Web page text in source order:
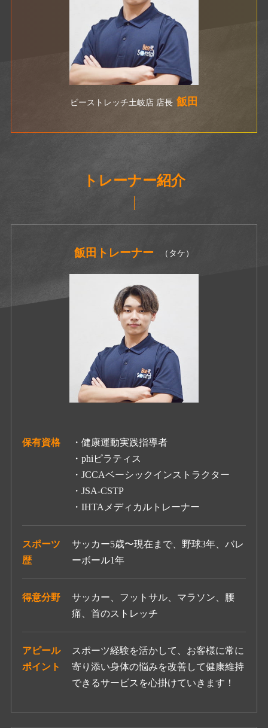
ビーストレッチ土岐店 店長 飯田
トレーナー紹介
飯田 トレーナー （タケ）
保有資格
・健康運動実践指導者
・phiピラティス
・JCCAベーシックインストラクター
・JSA-CSTP
・IHTAメディカルトレーナー
スポーツ
歴
サッカー5歳〜現在まで、野球3年、バレ
ーボール1年
得意分野
サッカー、フットサル、マラソン、腰
痛、首のストレッチ
アピール
ポイント
スポーツ経験を活かして、お客様に常に
寄り添い身体の悩みを改善して健康維持
できるサービスを心掛けていきます！